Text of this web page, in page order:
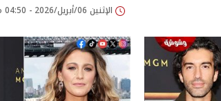
الإثنين 06/أبريل/2026 - 04:50 م